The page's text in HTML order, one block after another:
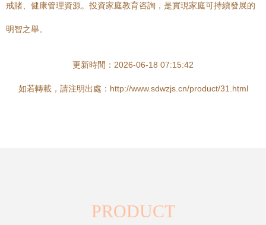
戒賭、健康管理資源。投資家庭教育咨詢，是實現家庭可持續發展的
明智之舉。
更新時間：2026-06-18 07:15:42
如若轉載，請注明出處：http://www.sdwzjs.cn/product/31.html
PRODUCT